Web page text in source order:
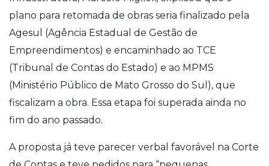
plano para retomada de obras seria finalizado pela
Agesul (Agência Estadual de Gestão de
Empreendimentos) e encaminhado ao TCE
(Tribunal de Contas do Estado) e ao MPMS
(Ministério Público de Mato Grosso do Sul), que
fiscalizam a obra. Essa etapa foi superada ainda no
fim do ano passado.
A proposta já teve parecer verbal favorável na Corte